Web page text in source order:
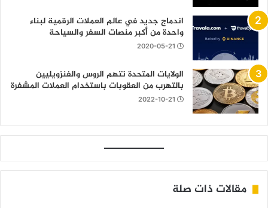
اندماج جديد في عالم العملات الرقمية لبناء
واحدة من أكبر منصات السفر والسياحة
2020-05-21
الولايات المتحدة تتهم الروس والفنزويليين
بالتهرب من العقوبات باستخدام العملات المشفرة
2022-10-21
مقالات ذات صلة